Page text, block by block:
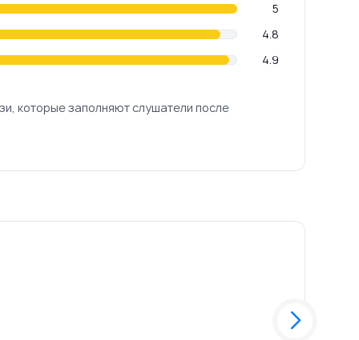
5
4.8
4.9
которые заполняют слушатели после